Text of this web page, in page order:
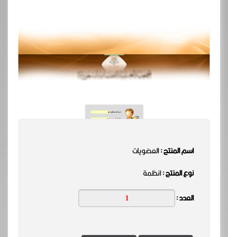
اسم المنتج :العضويات
نوع المنتج :انظمة
العدد :